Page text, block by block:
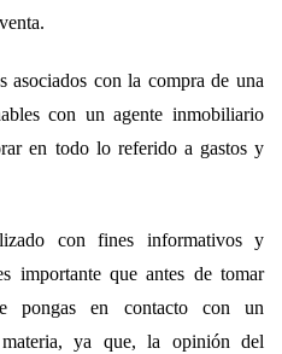
asociados con la compra de una
con un agente inmobiliario
en todo lo referido a gastos y
con fines informativos y
importante que antes de tomar
pongas en contacto con un
ya que, la opinión del